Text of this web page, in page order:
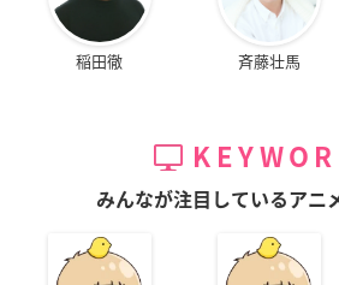
稲田徹 斉藤壮馬
みんなが注目しているアニ